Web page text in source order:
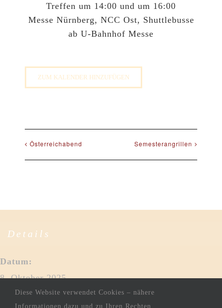
Treffen um 14:00 und um 16:00
Messe Nürnberg, NCC Ost, Shuttlebusse
ab U-Bahnhof Messe
ZUM KALENDER HINZUFÜGEN
Österreichabend Semesterangrillen
Details
Datum:
8. Oktober 2025
Zeit:Diese Website verwendet Cookies – nähere
Informationen dazu und zu Ihren Rechten